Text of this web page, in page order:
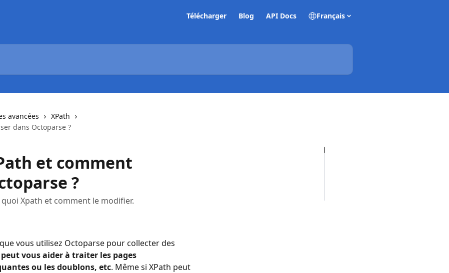
Télécharger Blog API Docs Français
avancées
XPath
dans Octoparse ?
et comment
?
Xpath et comment le modifier.
vous utilisez Octoparse pour collecter des
vous aider à traiter les pages
ou les doublons, etc. Même si XPath peut